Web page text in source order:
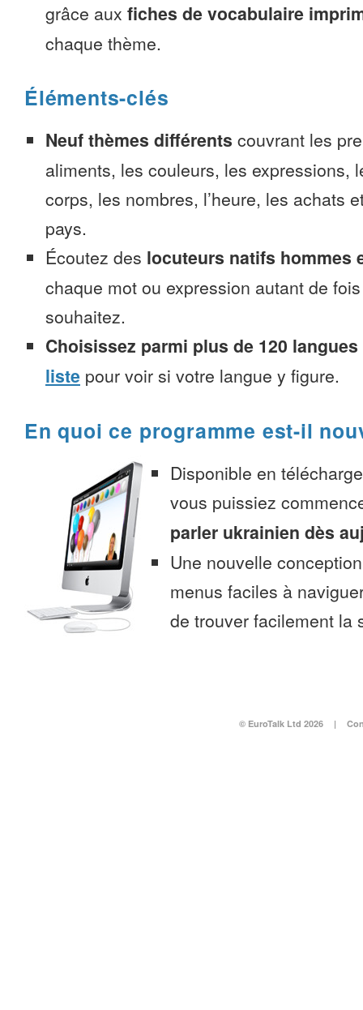
grâce aux fiches de vocabulaire
chaque thème.
Éléments-clés
Neuf thèmes différents couvrant les
aliments, les couleurs, les expressions,
corps, les nombres, l’heure, les achats
pays.
Écoutez des locuteurs natifs hommes
chaque mot ou expression autant de
souhaitez.
Choisissez parmi plus de 120 langues
liste pour voir si votre langue y figure.
En quoi ce programme est-il
Disponible en
vous puissiez
parler ukrainien dès
Une nouvelle
menus faciles à
de trouver facilement la
© EuroTalk Ltd 2026 |